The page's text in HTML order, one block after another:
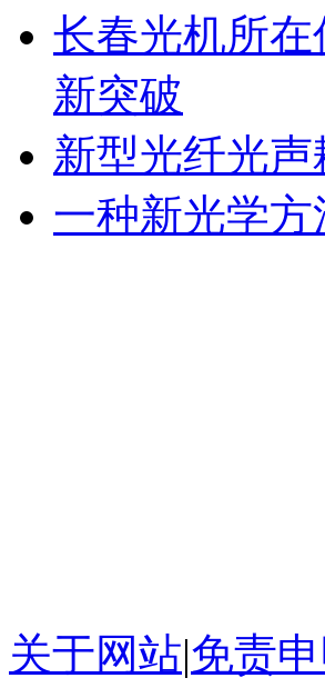
长春光机所
新突破
新型光纤光
一种新光学
关于网站|免责